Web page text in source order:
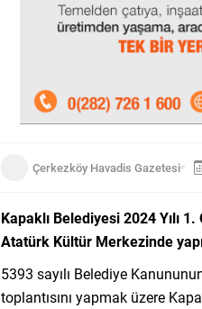
Çerkezköy Havadis Gazetesi
Kapaklı Belediyesi 2024 Yılı
Atatürk Kültür Merkezinde
5393 sayılı Belediye
toplantısını yapmak üzere